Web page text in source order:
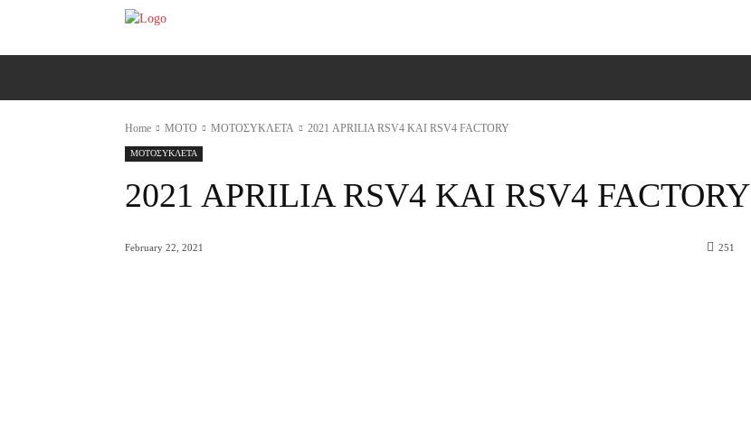
Home MOTO ΜΟΤΟΣΥΚΛΕΤΑ 2021 APRILIA RSV4 ΚΑΙ RSV4 FACTORY
ΜΟΤΟΣΥΚΛΕΤΑ
2021 APRILIA RSV4 ΚΑΙ RSV4 FACTORY
February 22, 2021 251